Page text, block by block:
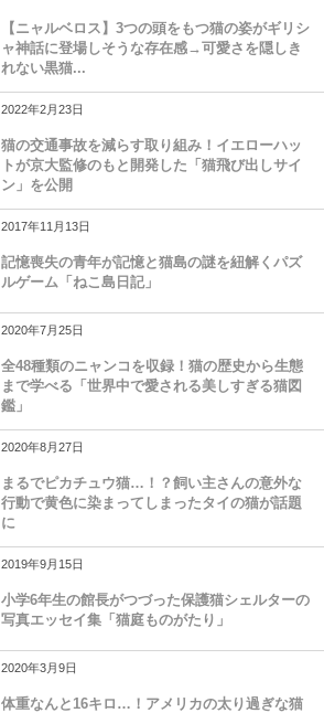
【ニャルベロス】3つの頭をもつ猫の姿がギリシ
ャ神話に登場しそうな存在感→可愛さを隠しき
れない黒猫...
2022年2月23日
猫の交通事故を減らす取り組み！イエローハッ
トが京大監修のもと開発した「猫飛び出しサイ
ン」を公開
2017年11月13日
記憶喪失の青年が記憶と猫島の謎を紐解くパズ
ルゲーム「ねこ島日記」
2020年7月25日
全48種類のニャンコを収録！猫の歴史から生態
まで学べる「世界中で愛される美しすぎる猫図
鑑」
2020年8月27日
まるでピカチュウ猫…！？飼い主さんの意外な
行動で黄色に染まってしまったタイの猫が話題
に
2019年9月15日
小学6年生の館長がつづった保護猫シェルターの
写真エッセイ集「猫庭ものがたり」
2020年3月9日
体重なんと16キロ…！アメリカの太り過ぎな猫